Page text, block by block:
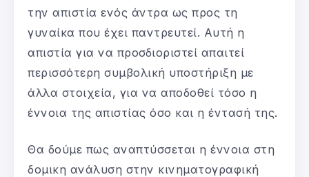
την απιστία ενός άντρα ως προς τη
γυναίκα που έχει παντρευτεί. Αυτή η
απιστία για να προσδιοριστεί απαιτεί
περισσότερη συμβολική υποστήριξη με
άλλα στοιχεία, για να αποδοθεί τόσο η
έννοια της απιστίας όσο και η έντασή της.
Θα δούμε πως αναπτύσσεται η έννοια στη
δομικη ανάλυση στην κινηματογραφική